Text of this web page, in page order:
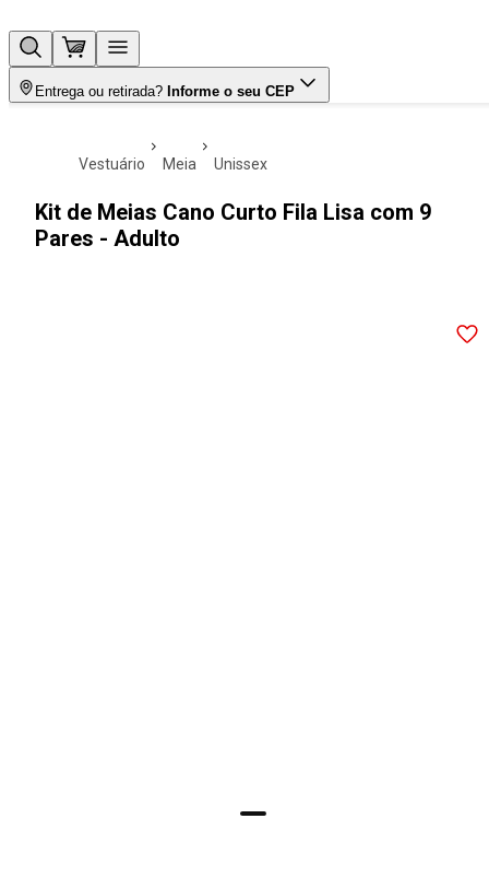
Entrega ou retirada? Informe o seu CEP
vestuário meia unissex
Kit de Meias Cano Curto Fila Lisa com 9
Pares - Adulto